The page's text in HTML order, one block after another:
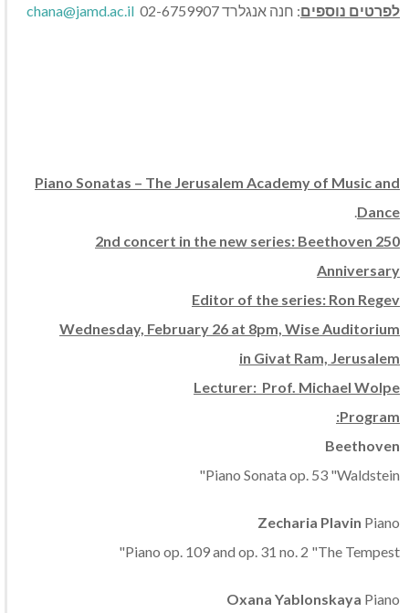
לפרטים נוספים: חנה אנגלרד chana@jamd.ac.il 02-6759907
Piano Sonatas – The Jerusalem Academy of Music and
Dance
.
2nd concert in the new series: Beethoven 250
Anniversary
Editor of the series: Ron Regev
Wednesday, February 26 at 8pm, Wise Auditorium
in Givat Ram, Jerusalem
Lecturer: Prof. Michael Wolpe
Program:
Beethoven
Piano Sonata op. 53 "Waldstein"
Zecharia Plavin Piano
Piano op. 109 and op. 31 no. 2 "The Tempest"
Oxana Yablonskaya Piano